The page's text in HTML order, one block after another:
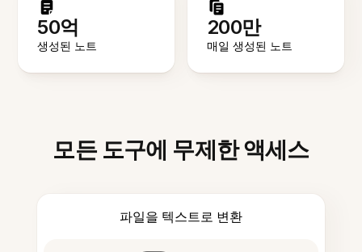
50억
생성된 노트
200만
매일 생성된 노트
모든 도구에 무제한 액세스
파일을 텍스트로 변환